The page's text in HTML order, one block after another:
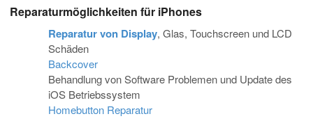
Reparaturmöglichkeiten für iPhones
Reparatur von Display, Glas, Touchscreen und LCD
Schäden
Backcover
Behandlung von Software Problemen und Update des
iOS Betriebssystem
Homebutton Reparatur